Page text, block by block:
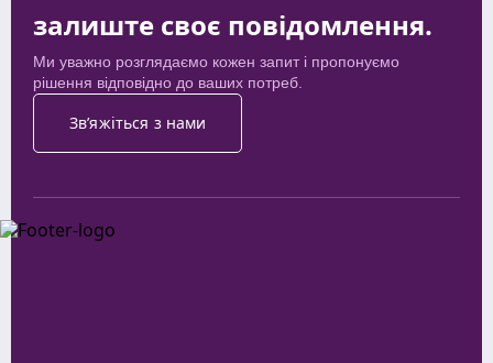
залиште своє повідомлення.
Ми уважно розглядаємо кожен запит і пропонуємо
рішення відповідно до ваших потреб.
Зв’яжіться з нами